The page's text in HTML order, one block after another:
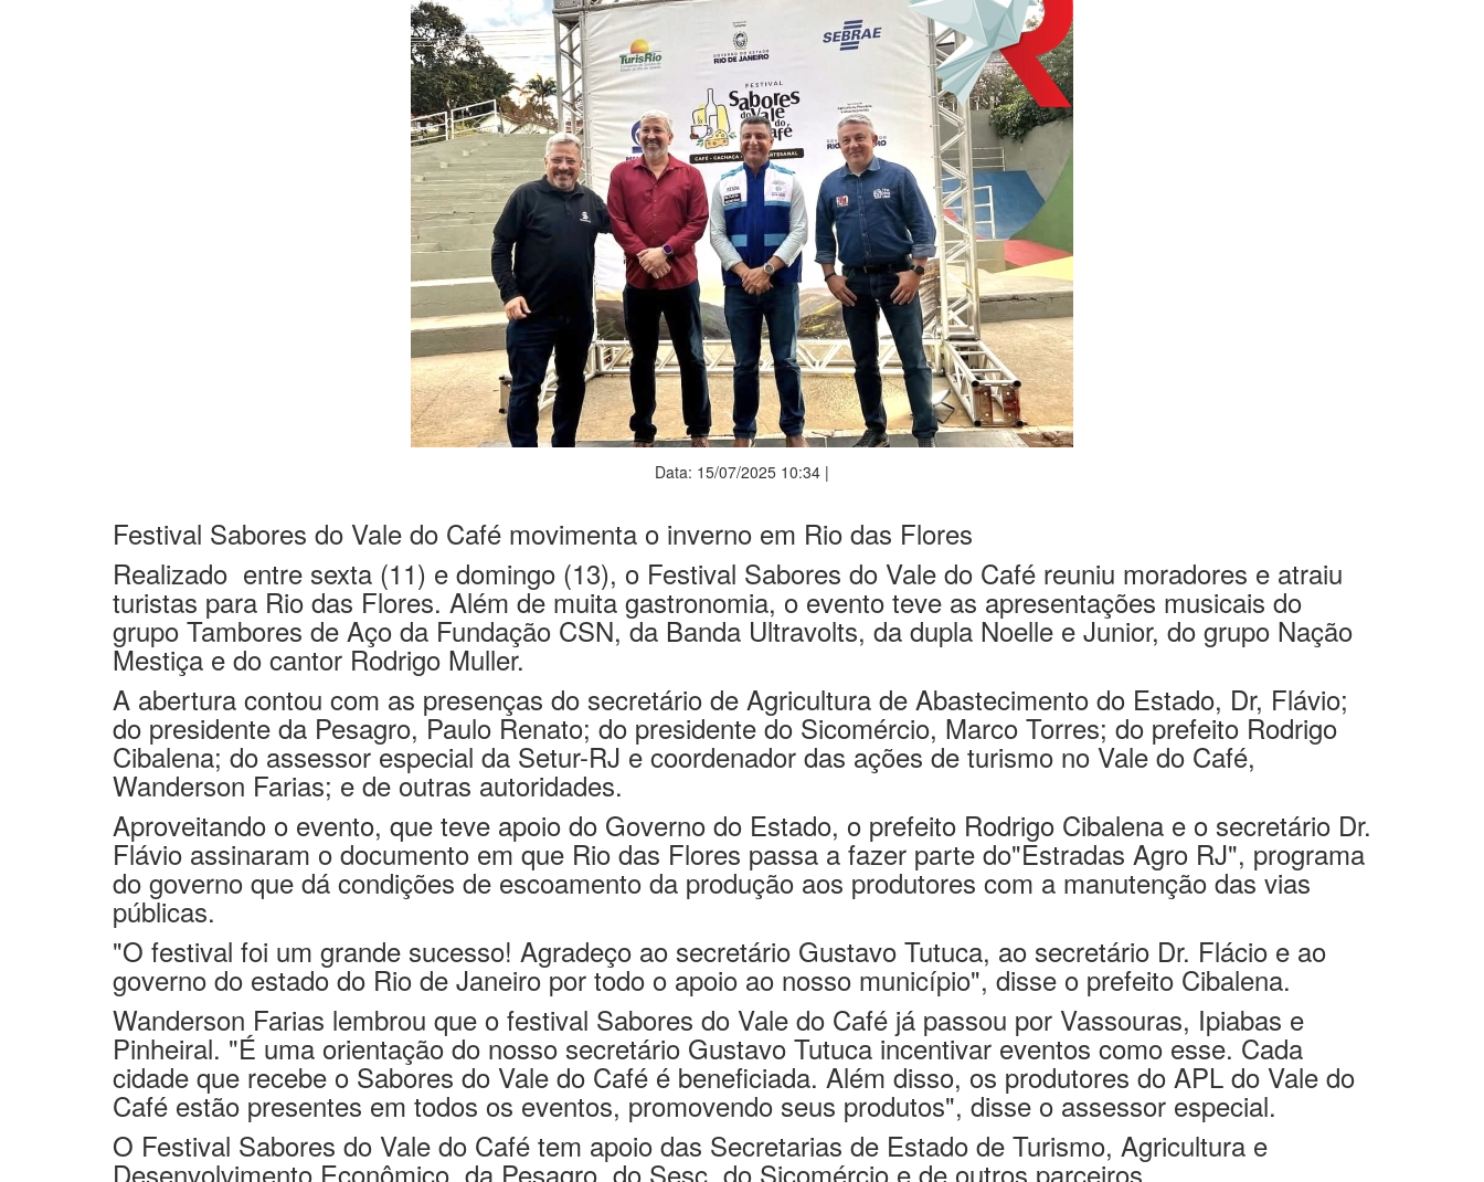
Festival Sabores do Vale do Café movimenta o inverno em Rio das Flores
Realizado entre sexta (11) e domingo (13), o Festival Sabores do Vale do Café reuniu moradores e atraiu
turistas para Rio das Flores. Além de muita gastronomia, o evento teve as apresentações musicais do
grupo Tambores de Aço da Fundação CSN, da Banda Ultravolts, da dupla Noelle e Junior, do grupo Nação
Mestiça e do cantor Rodrigo Muller.
A abertura contou com as presenças do secretário de Agricultura de Abastecimento do Estado, Dr, Flávio;
do presidente da Pesagro, Paulo Renato; do presidente do Sicomércio, Marco Torres; do prefeito Rodrigo
Cibalena; do assessor especial da Setur-RJ e coordenador das ações de turismo no Vale do Café,
Wanderson Farias; e de outras autoridades.
Aproveitando o evento, que teve apoio do Governo do Estado, o prefeito Rodrigo Cibalena e o secretário Dr.
Flávio assinaram o documento em que Rio das Flores passa a fazer parte do"Estradas Agro RJ", programa
do governo que dá condições de escoamento da produção aos produtores com a manutenção das vias
públicas.
"O festival foi um grande sucesso! Agradeço ao secretário Gustavo Tutuca, ao secretário Dr. Flácio e ao
governo do estado do Rio de Janeiro por todo o apoio ao nosso município", disse o prefeito Cibalena.
Wanderson Farias lembrou que o festival Sabores do Vale do Café já passou por Vassouras, Ipiabas e
Pinheiral. "É uma orientação do nosso secretário Gustavo Tutuca incentivar eventos como esse. Cada
cidade que recebe o Sabores do Vale do Café é beneficiada. Além disso, os produtores do APL do Vale do
Café estão presentes em todos os eventos, promovendo seus produtos", disse o assessor especial.